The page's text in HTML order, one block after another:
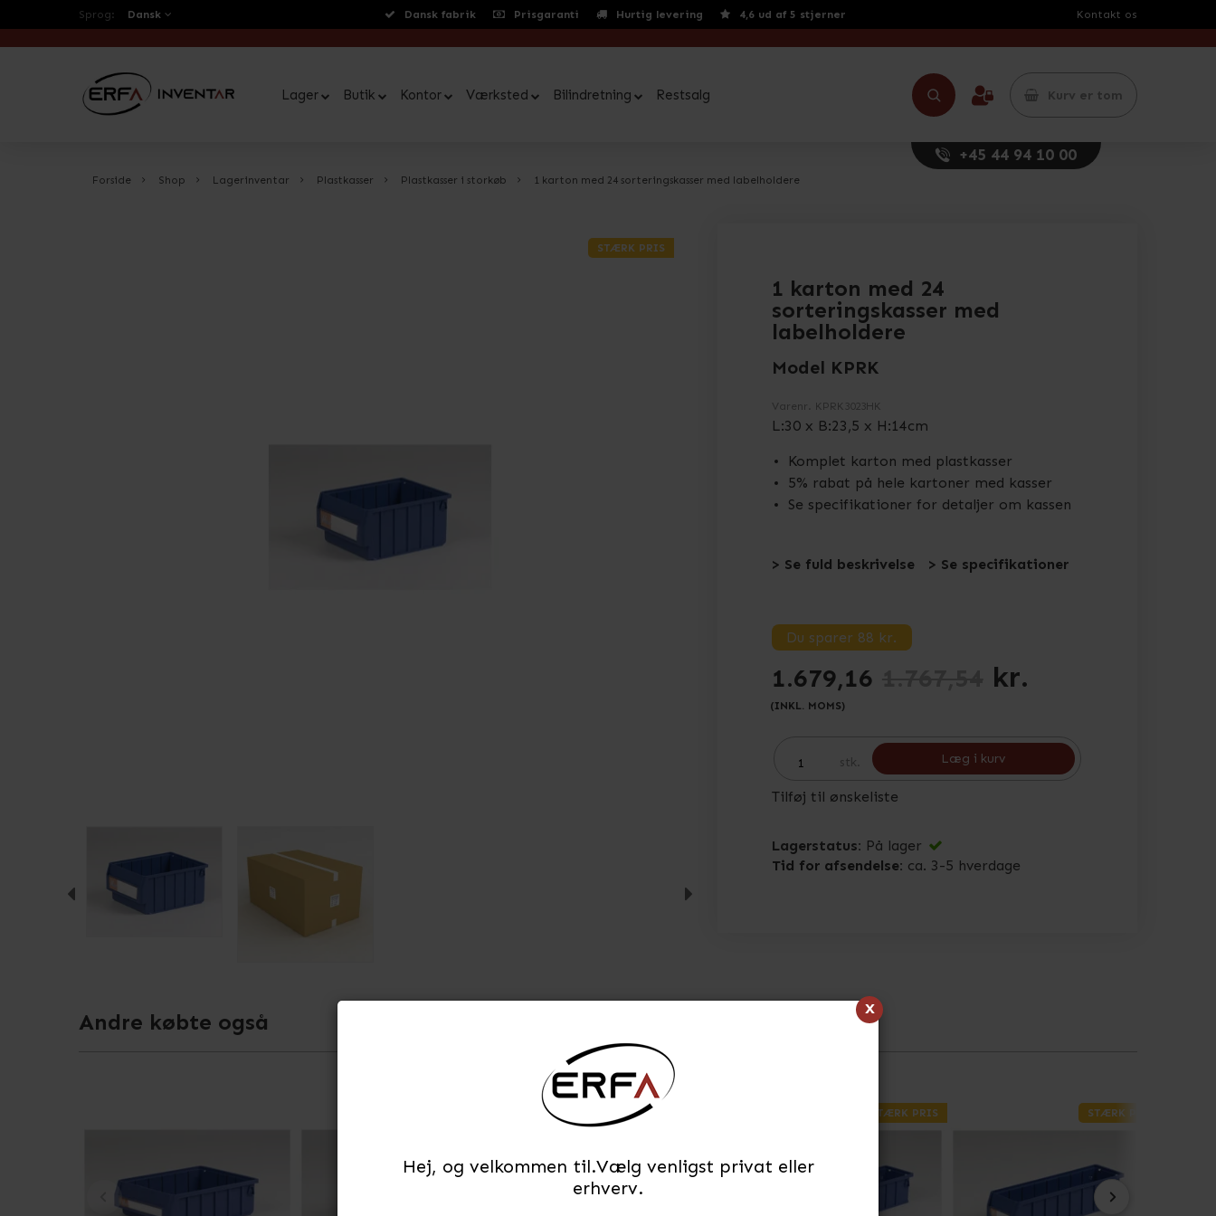
Sprog: Dansk Dansk fabrik Prisgaranti Hurtig levering 4,6 ud af 5 stjerner Kontakt os
Lager Butik Kontor Værksted Bilindretning Restsalg Kurv er tom
+45 44 94 10 00
x
Hej, og velkommen til.Vælg venligst privat eller
erhverv.
Forside Shop Lagerinventar Plastkasser Plastkasser i storkøb 1 karton med 24 sorteringskasser med labelholdere
STÆRK PRIS
1 karton med 24
sorteringskasser med
labelholdere
Model KPRK
Varenr. KPRK3023HK
L:30 x B:23,5 x H:14cm
Komplet karton med plastkasser
5% rabat på hele kartoner med kasser
Se specifikationer for detaljer om kassen
> Se fuld beskrivelse > Se specifikationer
Du sparer 88 kr.
1.679,16 kr.
(INKL. MOMS)
stk. Læg i kurv
Tilføj til ønskeliste
Lagerstatus: På lager
Tid for afsendelse: ca. 3-5 hverdage
Andre købte også
STÆRK PRIS STÆRK PRIS